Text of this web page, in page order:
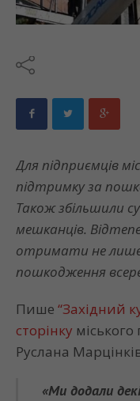
Для підприємців
підтримку за
Також збільшили
мешканців.
отримати не лише
пошкодження
Пише “Західний
сторінку
Руслана
«Ми додали